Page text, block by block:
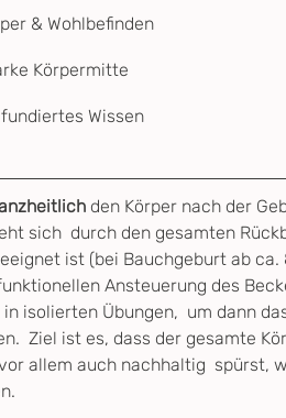
& Wohlbefinden
Körpermitte
Wissen
den Körper nach der
sich  durch den gesamten
ist (bei Bauchgeburt ab ca.
Ansteuerung des
isolierten Übungen,  um dann
Ziel ist es, dass der gesamte
allem auch nachhaltig  spürst,